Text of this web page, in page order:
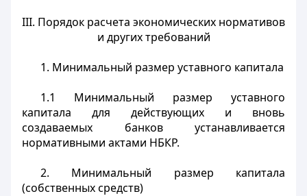
III. Порядок расчета экономических нормативов
и других требований
1. Минимальный размер уставного капитала
1.1 Минимальный размер уставного
капитала для действующих и вновь
создаваемых банков устанавливается
нормативными актами НБКР.
2. Минимальный размер капитала
(собственных средств)